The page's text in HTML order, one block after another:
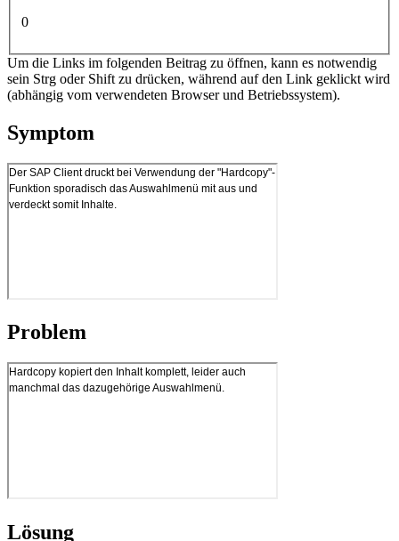
0
Um die Links im folgenden Beitrag zu öffnen, kann es notwendig
sein Strg oder Shift zu drücken, während auf den Link geklickt wird
(abhängig vom verwendeten Browser und Betriebssystem).
Symptom
Problem
Lösung